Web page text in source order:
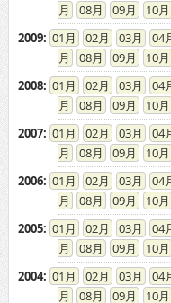
08
09 10
2009: 01 02 03 04
08
09 10
2008: 01 02 03 04
08
09 10
2007: 01 02 03 04
08
09 10
2006: 01 02 03 04
08
09 10
2005: 01 02 03 04
08
09 10
2004: 01 02 03 04
08
09 10